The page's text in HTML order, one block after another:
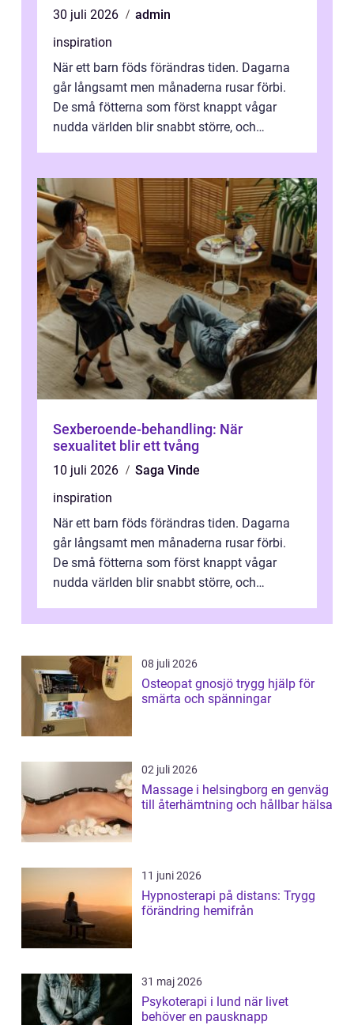
30 juli 2026
admin
inspiration
När ett barn föds förändras tiden. Dagarna
går långsamt men månaderna rusar förbi.
De små fötterna som först knappt vågar
nudda världen blir snabbt större, och
Sexberoende-behandling: När
sexualitet blir ett tvång
10 juli 2026
Saga Vinde
inspiration
När ett barn föds förändras tiden. Dagarna
går långsamt men månaderna rusar förbi.
De små fötterna som först knappt vågar
nudda världen blir snabbt större, och
08 juli 2026
Osteopat gnosjö trygg hjälp för
smärta och spänningar
02 juli 2026
Massage i helsingborg en genväg
till återhämtning och hållbar hälsa
11 juni 2026
Hypnosterapi på distans: Trygg
förändring hemifrån
31 maj 2026
Psykoterapi i lund när livet
behöver en pausknapp